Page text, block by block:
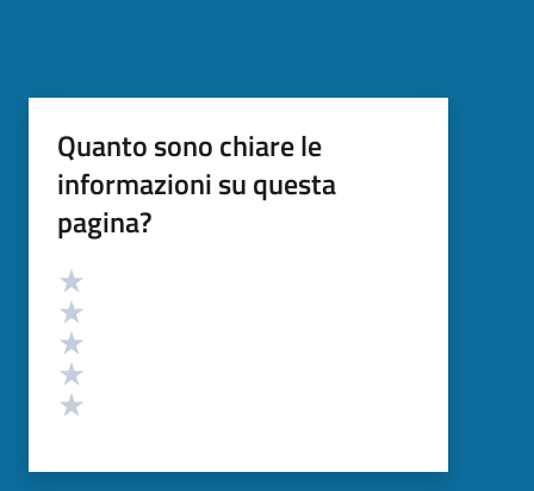
Quanto sono chiare le
informazioni su questa
pagina?
Valutazione